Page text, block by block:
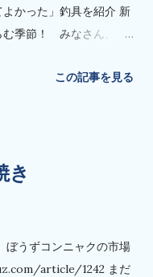
かった」釣具を紹介 新
季節！ みなさん、
すけど、枝ス作りにも
この記事を見る
き
ぼうずコンニャクの市場
article/1242 まだ